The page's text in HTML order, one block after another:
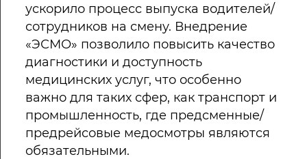
ускорило процесс выпуска водителей/
сотрудников на смену. Внедрение
«ЭСМО» позволило повысить качество
диагностики и доступность
медицинских услуг, что особенно
важно для таких сфер, как транспорт и
промышленность, где предсменные/
предрейсовые медосмотры являются
обязательными.